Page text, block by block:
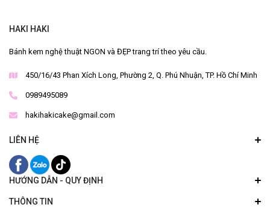
HAKI HAKI
Bánh kem nghệ thuật NGON và ĐẸP trang trí theo yêu cầu.
450/16/43 Phan Xích Long, Phường 2, Q. Phú Nhuận, TP. Hồ Chí Minh
0989495089
hakihakicake@gmail.com
LIÊN HỆ
HƯỚNG DẪN - QUY ĐỊNH
THÔNG TIN